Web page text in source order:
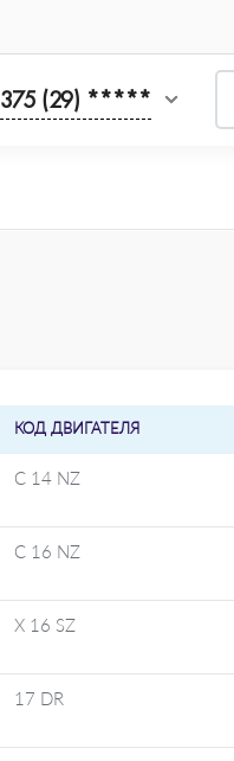
375 (29) *****
КОД ДВИГАТЕЛЯ
C 14 NZ
C 16 NZ
X 16 SZ
17 DR